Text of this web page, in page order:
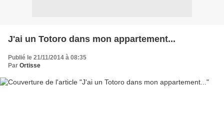
J'ai un Totoro dans mon appartement...
Publié le 21/11/2014 à 08:35
Par Ortisse